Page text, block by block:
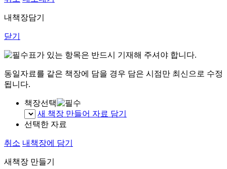
내책장담기
닫기
표가 있는 항목은 반드시 기재해 주셔야 합니다.
동일자료를 같은 책장에 담을 경우 담은 시점만 최신으로 수정
됩니다.
책장선택
새 책장 만들어 자료 담기
선택한 자료
취소 내책장에 담기
새책장 만들기